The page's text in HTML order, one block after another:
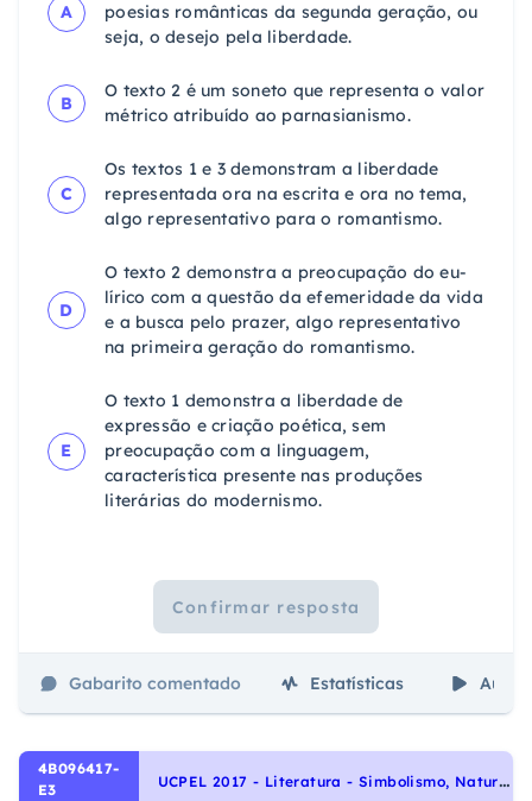
A
poesias românticas da segunda geração, ou
seja, o desejo pela liberdade.
B
O texto 2 é um soneto que representa o valor
métrico atribuído ao parnasianismo.
C
Os textos 1 e 3 demonstram a liberdade
representada ora na escrita e ora no tema,
algo representativo para o romantismo.
D
O texto 2 demonstra a preocupação do eu-
lírico com a questão da efemeridade da vida
e a busca pelo prazer, algo representativo
na primeira geração do romantismo.
E
O texto 1 demonstra a liberdade de
expressão e criação poética, sem
preocupação com a linguagem,
característica presente nas produções
literárias do modernismo.
Confirmar resposta
Gabarito comentado Estatísticas Aulas
4B096417-
E3
U
CPEL 2017 - Literatura - Simbolismo, Naturalismo, Modernismo, Parnasianismo, Escolas Literárias, Romantismo